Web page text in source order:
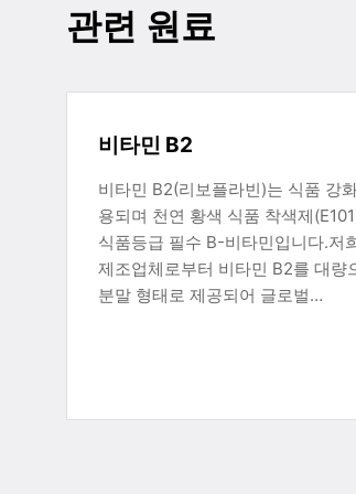
관련 원료
비타민 B2
비타민 B2(리보플라빈)는 식품 강
용되며 천연 황색 식품 착색제
식품등급 필수 B-비타민입니다.저
제조업체로부터 비타민 B2를 대량
분말 형태로 제공되어 글로벌…